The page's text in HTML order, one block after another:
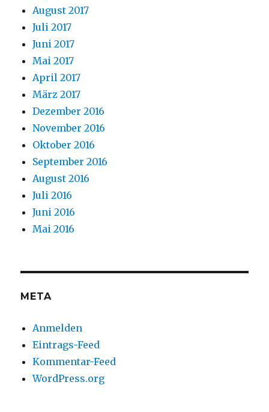
August 2017
Juli 2017
Juni 2017
Mai 2017
April 2017
März 2017
Dezember 2016
November 2016
Oktober 2016
September 2016
August 2016
Juli 2016
Juni 2016
Mai 2016
META
Anmelden
Eintrags-Feed
Kommentar-Feed
WordPress.org